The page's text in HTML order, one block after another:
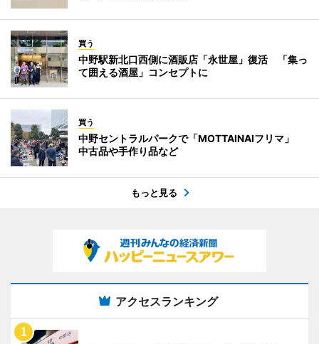
買う
中野駅新北口西側に酒販店「永世屋」復活 「集っ
て囲える酒屋」コンセプトに
買う
中野セントラルパークで「MOTTAINAIフリマ」
中古品や手作り品など
もっと見る
アクセスランキング